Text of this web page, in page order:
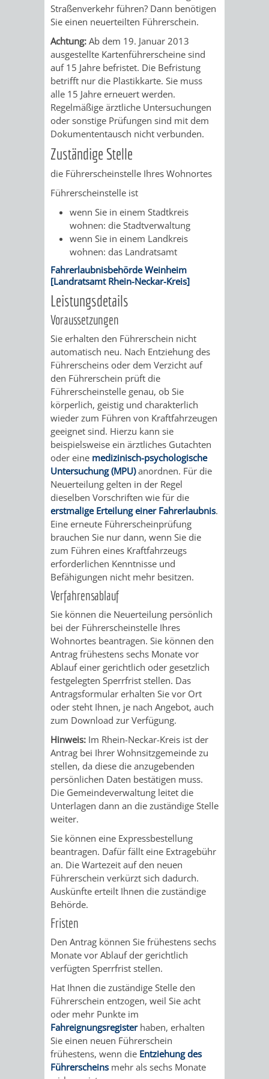
HILFE
MENSCHEN
MIT
BEHINDERUNG
MENSCHEN
MIT
DEMENZ
MIGRANTEN
/
FLÜCHTLINGE
BAUHERREN
BAUHERRENBERATUNG
GRUNDSTÜCKSWERTERMITTLUNG
AUFGABEN
DER
UNTEREN
DENKMALSCHUTZBEHÖRDE
STEUERVORTEILE
SATZUNGEN
IM
BEREICH
DENKMALSCHUTZ
GENEHMIGUNGSVERFAHREN
TAG
DES
OFFENEN
DENKMALS
STÄDTISCHER
BAUPLÄTZE
VERKAUF
STÄDTISCHER
/
LIEGENSCHAFTEN
ABWASSERBESEITIGUNG
ERSCHLIESSUNGSBEITRAG
ANTRAGSVERFAHREN
VERMIETE
DOCH
AN
DEINE
STADT
WIEDERVERMIETUNGSPRÄMIE
TAGESORDNUNG
/
SITZUNGSUNTERLAGEN
UMLEGUNGSAUSSCHUSS
BERATENDE
AUSSCHÜSSE
RATHAUS
BÜRGERMEISTER
/
AMT
BAURECHT
UND
AMT
FÜR
STABSSTELLE
BÄDER
HOCHBAU
GEBÄUDEBETRIEB
AMT
KULTUR,
AMT
SOZIALE
FÜR
UND
AMT
FÜR
Straßenverkehr führen? Dann benötigen
Sie einen neuerteilten Führerschein.
Achtung: Ab dem 19. Januar 2013
ausgestellte Kartenführerscheine sind
auf 15 Jahre befristet. Die Befristung
betrifft nur die Plastikkarte. Sie muss
alle 15 Jahre erneuert werden.
Regelmäßige ärztliche Untersuchungen
oder sonstige Prüfungen sind mit dem
Dokumententausch nicht verbunden.
Zuständige Stelle
die Führerscheinstelle Ihres Wohnortes
Führerscheinstelle ist
wenn Sie in einem Stadtkreis
wohnen: die Stadtverwaltung
wenn Sie in einem Landkreis
wohnen: das Landratsamt
Fahrerlaubnisbehörde Weinheim
[Landratsamt Rhein-Neckar-Kreis]
Leistungsdetails
Voraussetzungen
Sie erhalten den Führerschein nicht
automatisch neu. Nach Entziehung des
Führerscheins oder dem Verzicht auf
den Führerschein prüft die
Führerscheinstelle genau, ob Sie
körperlich, geistig und charakterlich
wieder zum Führen von Kraftfahrzeugen
geeignet sind. Hierzu kann sie
beispielsweise ein ärztliches Gutachten
oder eine medizinisch-psychologische
Untersuchung (MPU)anordnen. Für die
Neuerteilung gelten in der Regel
dieselben Vorschriften wie für die
erstmalige Erteilung einer Fahrerlaubnis.
Eine erneute Führerscheinprüfung
brauchen Sie nur dann, wenn Sie die
zum Führen eines Kraftfahrzeugs
erforderlichen Kenntnisse und
Befähigungen nicht mehr besitzen.
Verfahrensablauf
Sie können die Neuerteilung persönlich
bei der Führerscheinstelle Ihres
Wohnortes beantragen. Sie können den
Antrag frühestens sechs Monate vor
Ablauf einer gerichtlich oder gesetzlich
festgelegten Sperrfrist stellen. Das
Antragsformular erhalten Sie vor Ort
oder steht Ihnen, je nach Angebot, auch
zum Download zur Verfügung.
Hinweis: Im Rhein-Neckar-Kreis ist der
Antrag bei Ihrer Wohnsitzgemeinde zu
stellen, da diese die anzugebenden
persönlichen Daten bestätigen muss.
Die Gemeindeverwaltung leitet die
Unterlagen dann an die zuständige Stelle
weiter.
Sie können eine Expressbestellung
beantragen. Dafür fällt eine Extragebühr
an. Die Wartezeit auf den neuen
Führerschein verkürzt sich dadurch.
Auskünfte erteilt Ihnen die zuständige
Behörde.
Fristen
Den Antrag können Sie frühestens sechs
Monate vor Ablauf der gerichtlich
verfügten Sperrfrist stellen.
Hat Ihnen die zuständige Stelle den
Führerschein entzogen, weil Sie acht
oder mehr Punkte im
Fahreignungsregisterhaben, erhalten
Sie einen neuen Führerschein
frühestens, wenn die Entziehung des
Führerscheins mehr als sechs Monate